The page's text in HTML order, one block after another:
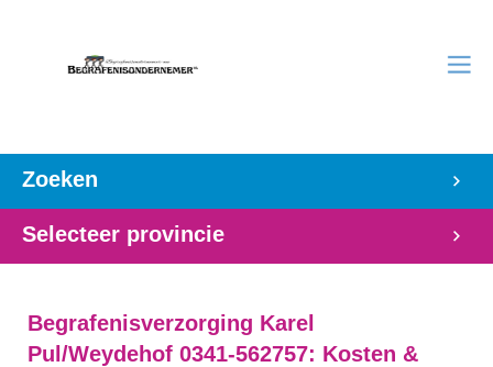
Zoeken
Selecteer provincie
Begrafenisverzorging Karel
Pul/Weydehof 0341-562757: Kosten &